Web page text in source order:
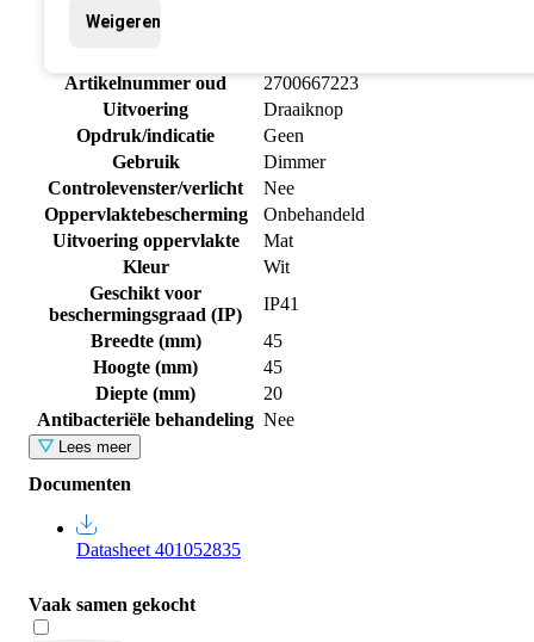
Weigeren
Productgroep
Artikelnummer oud
2700667223
Uitvoering
Draaiknop
Opdruk/indicatie
Geen
Gebruik
Dimmer
Controlevenster/verlicht
Nee
Oppervlaktebescherming
Onbehandeld
Uitvoering oppervlakte
Mat
Kleur
Wit
Geschikt voor
beschermingsgraad (IP)
IP41
Breedte (mm)
45
Hoogte (mm)
45
Diepte (mm)
20
Antibacteriële behandeling Nee
Lees meer
Documenten
Datasheet 401052835
Vaak samen gekocht